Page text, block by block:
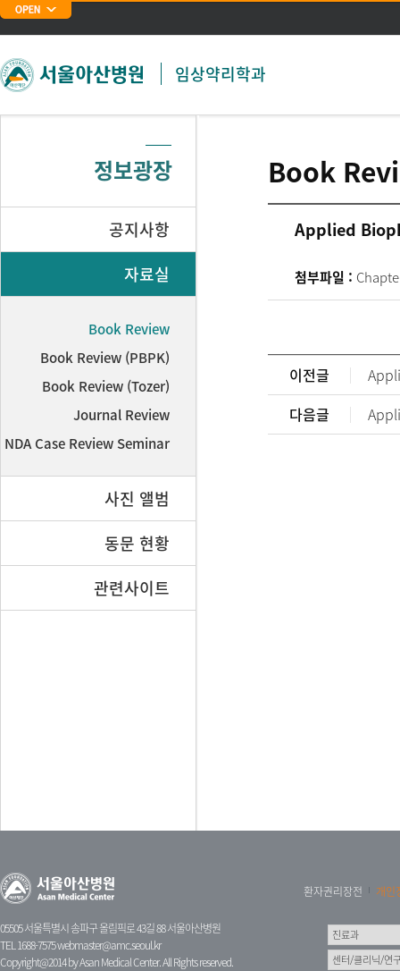
주메뉴 바로가기
본문 바로가기
임상약리학과
정보광장
공지사항
자료실
Book Review
Book Review (PBPK)
Book Review (Tozer)
Journal Review
NDA Case Review Seminar
사진 앨범
동문 현황
관련사이트
Book
Applied
첨부파일 :
이전글
다음글
05505 서울특별시 송파구 올림픽로 43길 88 서울아산병원
TEL 1688-7575webmaster@amc.seoul.kr
Copyright@2014 by Asan Medical Center. All Rights reserved.
환자권리장전 개인